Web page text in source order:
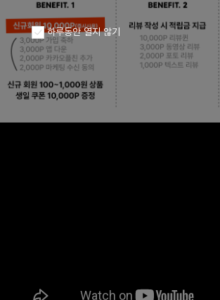
페이코 ID로
PAYCO 바로구
하루동안 열지 않기